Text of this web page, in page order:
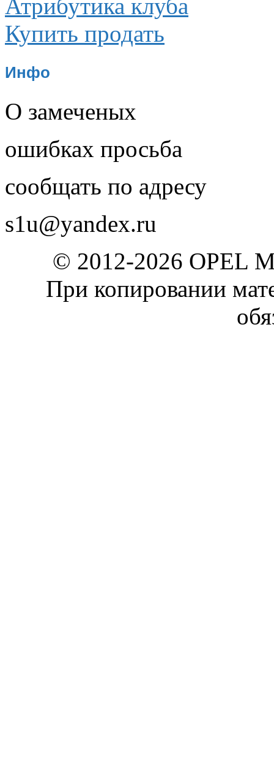
Атрибутика клуба
Купить продать
Инфо
О замеченых
ошибках просьба
сообщать по адресу
s1u@yandex.ru
© 2012-2026 OPEL
При копировании